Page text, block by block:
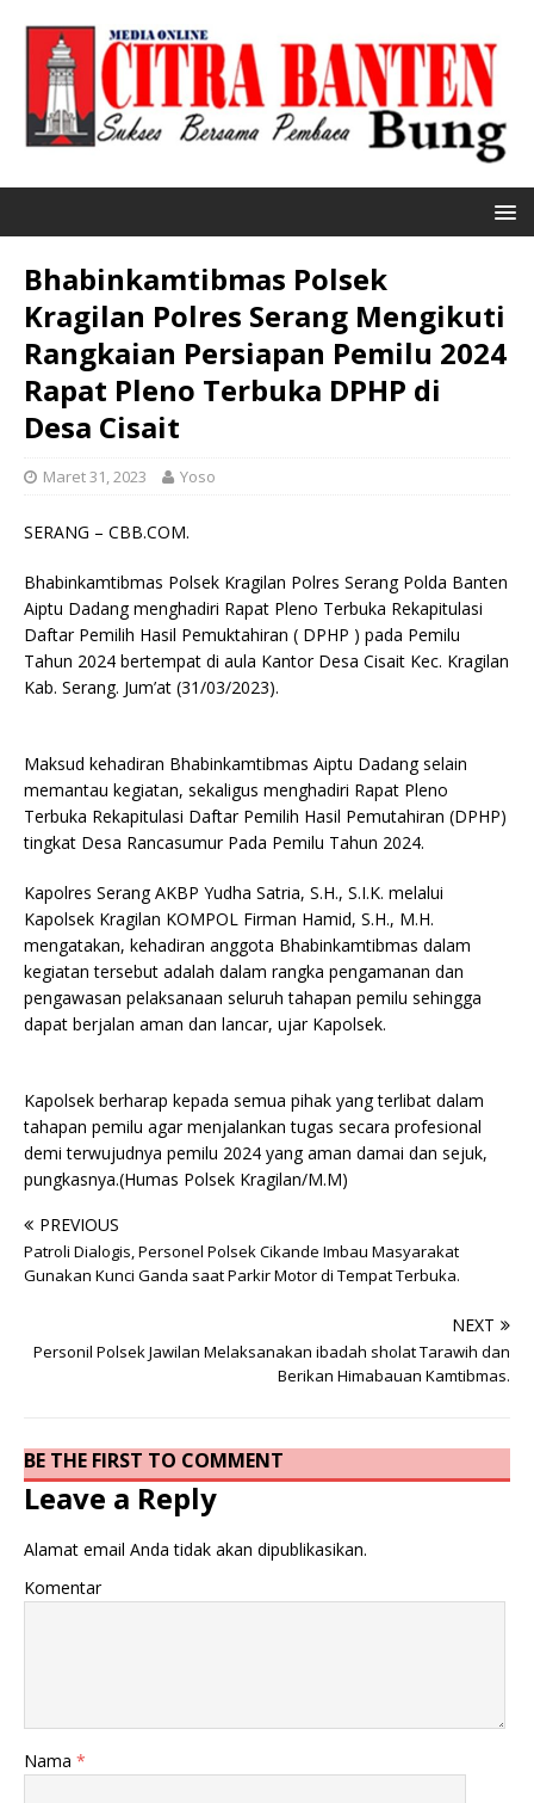
Bhabinkamtibmas Polsek
Kragilan Polres Serang Mengikuti
Rangkaian Persiapan Pemilu 2024
Rapat Pleno Terbuka DPHP di
Desa Cisait
Maret 31, 2023 Yoso
SERANG – CBB.COM.
Bhabinkamtibmas Polsek Kragilan Polres Serang Polda Banten
Aiptu Dadang menghadiri Rapat Pleno Terbuka Rekapitulasi
Daftar Pemilih Hasil Pemuktahiran ( DPHP ) pada Pemilu
Tahun 2024 bertempat di aula Kantor Desa Cisait Kec. Kragilan
Kab. Serang. Jum’at (31/03/2023).
Maksud kehadiran Bhabinkamtibmas Aiptu Dadang selain
memantau kegiatan, sekaligus menghadiri Rapat Pleno
Terbuka Rekapitulasi Daftar Pemilih Hasil Pemutahiran (DPHP)
tingkat Desa Rancasumur Pada Pemilu Tahun 2024.
Kapolres Serang AKBP Yudha Satria, S.H., S.I.K. melalui
Kapolsek Kragilan KOMPOL Firman Hamid, S.H., M.H.
mengatakan, kehadiran anggota Bhabinkamtibmas dalam
kegiatan tersebut adalah dalam rangka pengamanan dan
pengawasan pelaksanaan seluruh tahapan pemilu sehingga
dapat berjalan aman dan lancar, ujar Kapolsek.
Kapolsek berharap kepada semua pihak yang terlibat dalam
tahapan pemilu agar menjalankan tugas secara profesional
demi terwujudnya pemilu 2024 yang aman damai dan sejuk,
pungkasnya.(Humas Polsek Kragilan/M.M)
PREVIOUS
Patroli Dialogis, Personel Polsek Cikande Imbau Masyarakat
Gunakan Kunci Ganda saat Parkir Motor di Tempat Terbuka.
NEXT
Personil Polsek Jawilan Melaksanakan ibadah sholat Tarawih dan
Berikan Himabauan Kamtibmas.
BE THE FIRST TO COMMENT
Leave a Reply
Alamat email Anda tidak akan dipublikasikan.
Komentar
Nama *